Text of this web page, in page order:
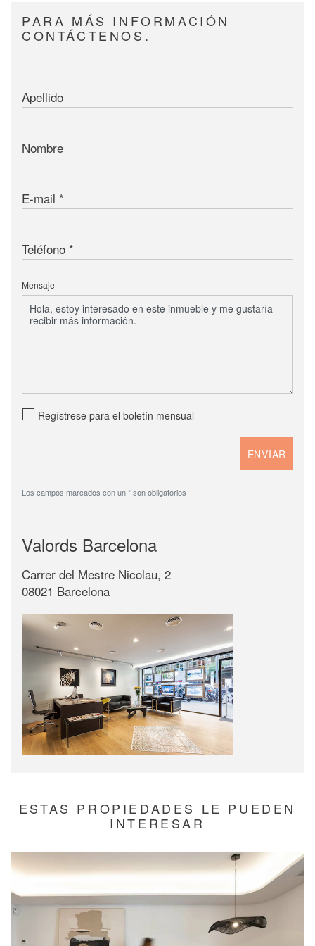
PARA MÁS INFORMACIÓN
CONTÁCTENOS.
Apellido
Nombre
E-mail
Teléfono
Mensaje
Regístrese para el boletín mensual
Los campos marcados con un * son obligatorios
Valords Barcelona
Carrer del Mestre Nicolau, 2
08021 Barcelona
ESTAS PROPIEDADES LE PUEDEN
INTERESAR